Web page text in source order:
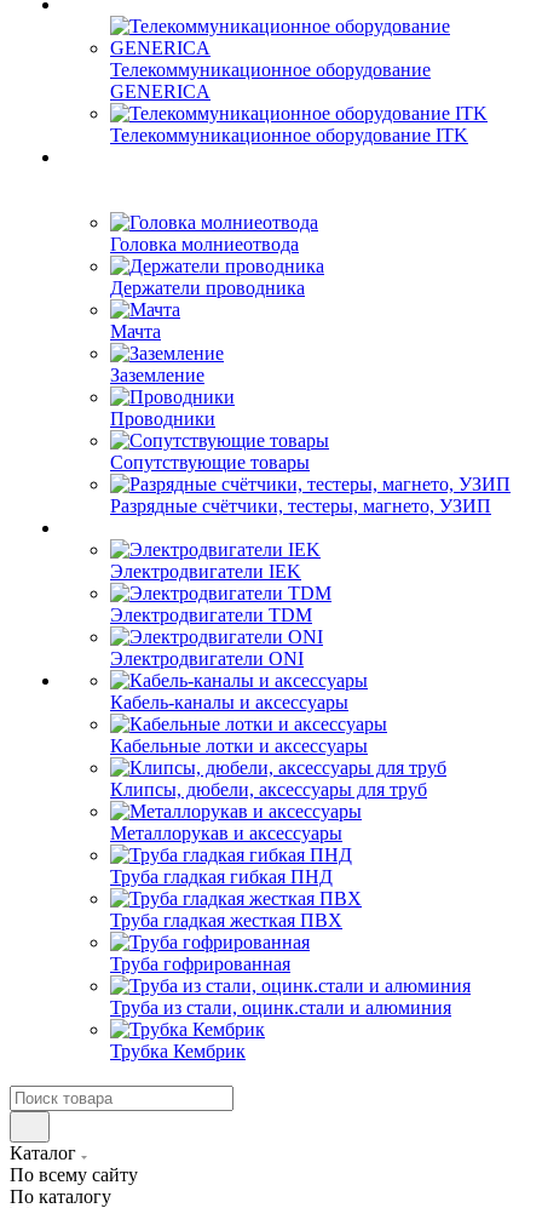
Телекоммуникационное оборудование
GENERICA
Телекоммуникационное оборудование ITK
Головка молниеотвода
Держатели проводника
Мачта
Заземление
Проводники
Сопутствующие товары
Разрядные счётчики, тестеры, магнето, УЗИП
Электродвигатели IEK
Электродвигатели TDM
Электродвигатели ONI
Кабель-каналы и аксессуары
Кабельные лотки и аксессуары
Клипсы, дюбели, аксессуары для труб
Металлорукав и аксессуары
Труба гладкая гибкая ПНД
Труба гладкая жесткая ПВХ
Труба гофрированная
Труба из стали, оцинк.стали и алюминия
Трубка Кембрик
Каталог
По всему сайту
По каталогу